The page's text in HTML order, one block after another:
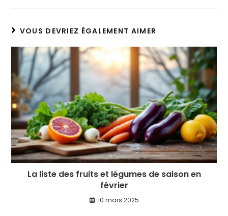
VOUS DEVRIEZ ÉGALEMENT AIMER
La liste des fruits et légumes de saison en
février
10 mars 2025